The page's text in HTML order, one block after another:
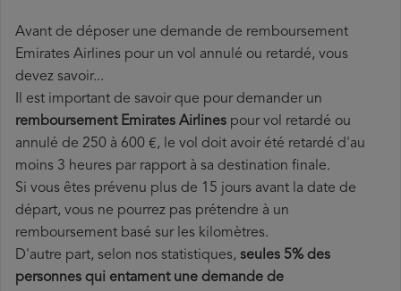
Avant de déposer une demande de remboursement
Emirates Airlines pour un vol annulé ou retardé, vous
devez savoir...
Il est important de savoir que pour demander un
remboursement Emirates Airlines pour vol retardé ou
annulé de 250 à 600 €, le vol doit avoir été retardé d'au
moins 3 heures par rapport à sa destination finale.
Si vous êtes prévenu plus de 15 jours avant la date de
départ, vous ne pourrez pas prétendre à un
remboursement basé sur les kilomètres.
D'autre part, selon nos statistiques, seules 5% des
personnes qui entament une demande de